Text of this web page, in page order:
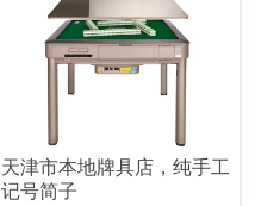
天津市本地牌具店，纯手工
记号简子